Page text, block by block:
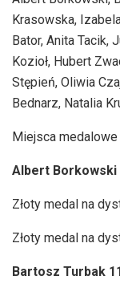
Krasowska,
Bator, Anita Tacik,
Kozioł, Hubert
Stępień, Oliwia
Bednarz, Natalia
Miejsca medalowe
Albert Borkowski
Złoty medal na
Złoty medal na
Bartosz Turbak